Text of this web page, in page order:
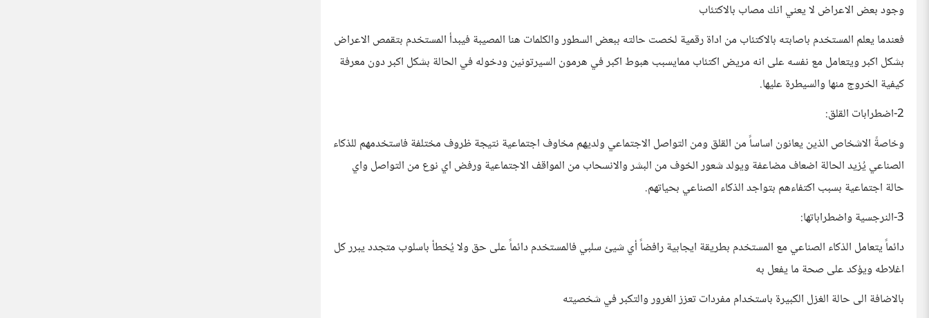
وجود بعض الاعراض لا يعني انك مصاب بالاكتئاب
فعندما يعلم المستخدم باصابته بالاكتئاب من اداة رقمية لخصت حالته ببعض السطور والكلمات هنا المصيبة فيبدأ المستخدم بتقمص الاعراض
بشكل اكبر ويتعامل مع نفسه على انه مريض اكتئاب ممايسبب هبوط اكبر في هرمون السيرتونين ودخوله في الحالة بشكل اكبر دون معرفة
كيفية الخروج منها والسيطرة عليها.
2-اضطرابات القلق:
وخاصةً الاشخاص الذين يعانون اساساً من القلق ومن التواصل الاجتماعي ولديهم مخاوف اجتماعية نتيجة ظروف مختلفة فاستخدمهم للذكاء
الصناعي يُزيد الحالة اضعاف مضاعفة ويولد شعور الخوف من البشر والانسحاب من المواقف الاجتماعية ورفض اي نوع من التواصل واي
حالة اجتماعية بسبب اكتفاءهم بتواجد الذكاء الصناعي بحياتهم.
3-النرجسية واضطراباتها:
دائماً يتعامل الذكاء الصناعي مع المستخدم بطريقة ايجابية رافضاً أي شيئ سلبي فالمستخدم دائماً على حق ولا يُخطأ باسلوب متجدد يبرر كل
اغلاطه ويؤكد على صحة ما يفعل به
بالاضافة الى حالة الغزل الكبيرة باستخدام مفردات تعزز الغرور والتكبر في شخصيته